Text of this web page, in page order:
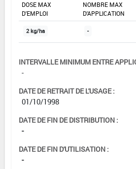
DOSE MAX
D'EMPLOI
NOMBRE MAX
D'APPLICATION
2 kg/ha -
INTERVALLE MINIMUM ENTRE
-
DATE DE RETRAIT DE L'USAGE :
01/10/1998
DATE DE FIN DE DISTRIBUTION :
-
DATE DE FIN D'UTILISATION :
-